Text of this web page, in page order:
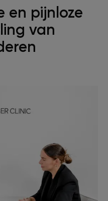
en pijnloze
van